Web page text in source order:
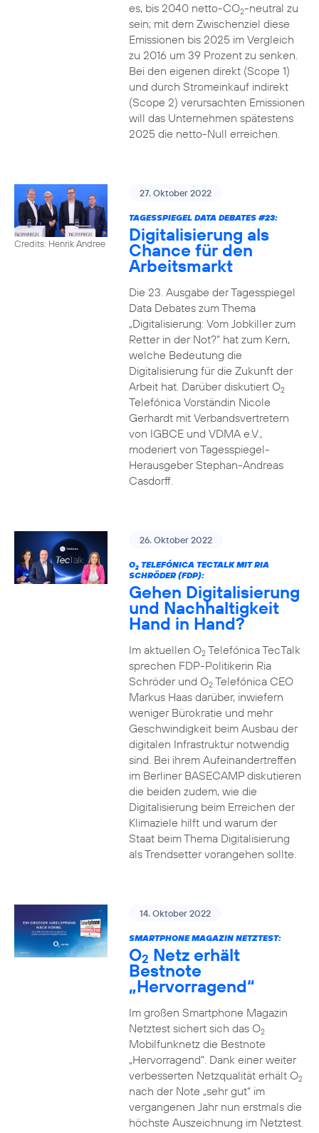
es, bis 2040 netto-CO2-neutral zu
sein; mit dem Zwischenziel diese
Emissionen bis 2025 im Vergleich
zu 2016 um 39 Prozent zu senken.
Bei den eigenen direkt (Scope 1)
und durch Stromeinkauf indirekt
(Scope 2) verursachten Emissionen
will das Unternehmen spätestens
2025 die netto-Null erreichen.
Credits: Henrik Andree
27. Oktober 2022
TAGESSPIEGEL DATA DEBATES #23:
Digitalisierung als
Chance für den
Arbeitsmarkt
Die 23. Ausgabe der Tagesspiegel
Data Debates zum Thema
„Digitalisierung: Vom Jobkiller zum
Retter in der Not?“ hat zum Kern,
welche Bedeutung die
Digitalisierung für die Zukunft der
Arbeit hat. Darüber diskutiert O2
Telefónica Vorständin Nicole
Gerhardt mit Verbandsvertretern
von IGBCE und VDMA e.V.,
moderiert von Tagesspiegel-
Herausgeber Stephan-Andreas
Casdorff.
26. Oktober 2022
O2TELEFÓNICA TECTALK MIT RIA
SCHRÖDER (FDP):
Gehen Digitalisierung
und Nachhaltigkeit
Hand in Hand?
Im aktuellen O2Telefónica TecTalk
sprechen FDP-Politikerin Ria
Schröder und O2Telefónica CEO
Markus Haas darüber, inwiefern
weniger Bürokratie und mehr
Geschwindigkeit beim Ausbau der
digitalen Infrastruktur notwendig
sind. Bei ihrem Aufeinandertreffen
im Berliner BASECAMP diskutieren
die beiden zudem, wie die
Digitalisierung beim Erreichen der
Klimaziele hilft und warum der
Staat beim Thema Digitalisierung
als Trendsetter vorangehen sollte.
14. Oktober 2022
SMARTPHONE MAGAZIN NETZTEST:
O2 Netz erhält
Bestnote
„Hervorragend“
Im großen Smartphone Magazin
Netztest sichert sich das O2
Mobilfunknetz die Bestnote
„Hervorragend“. Dank einer weiter
verbesserten Netzqualität erhält O2
nach der Note „sehr gut“ im
vergangenen Jahr nun erstmals die
höchste Auszeichnung im Netztest.